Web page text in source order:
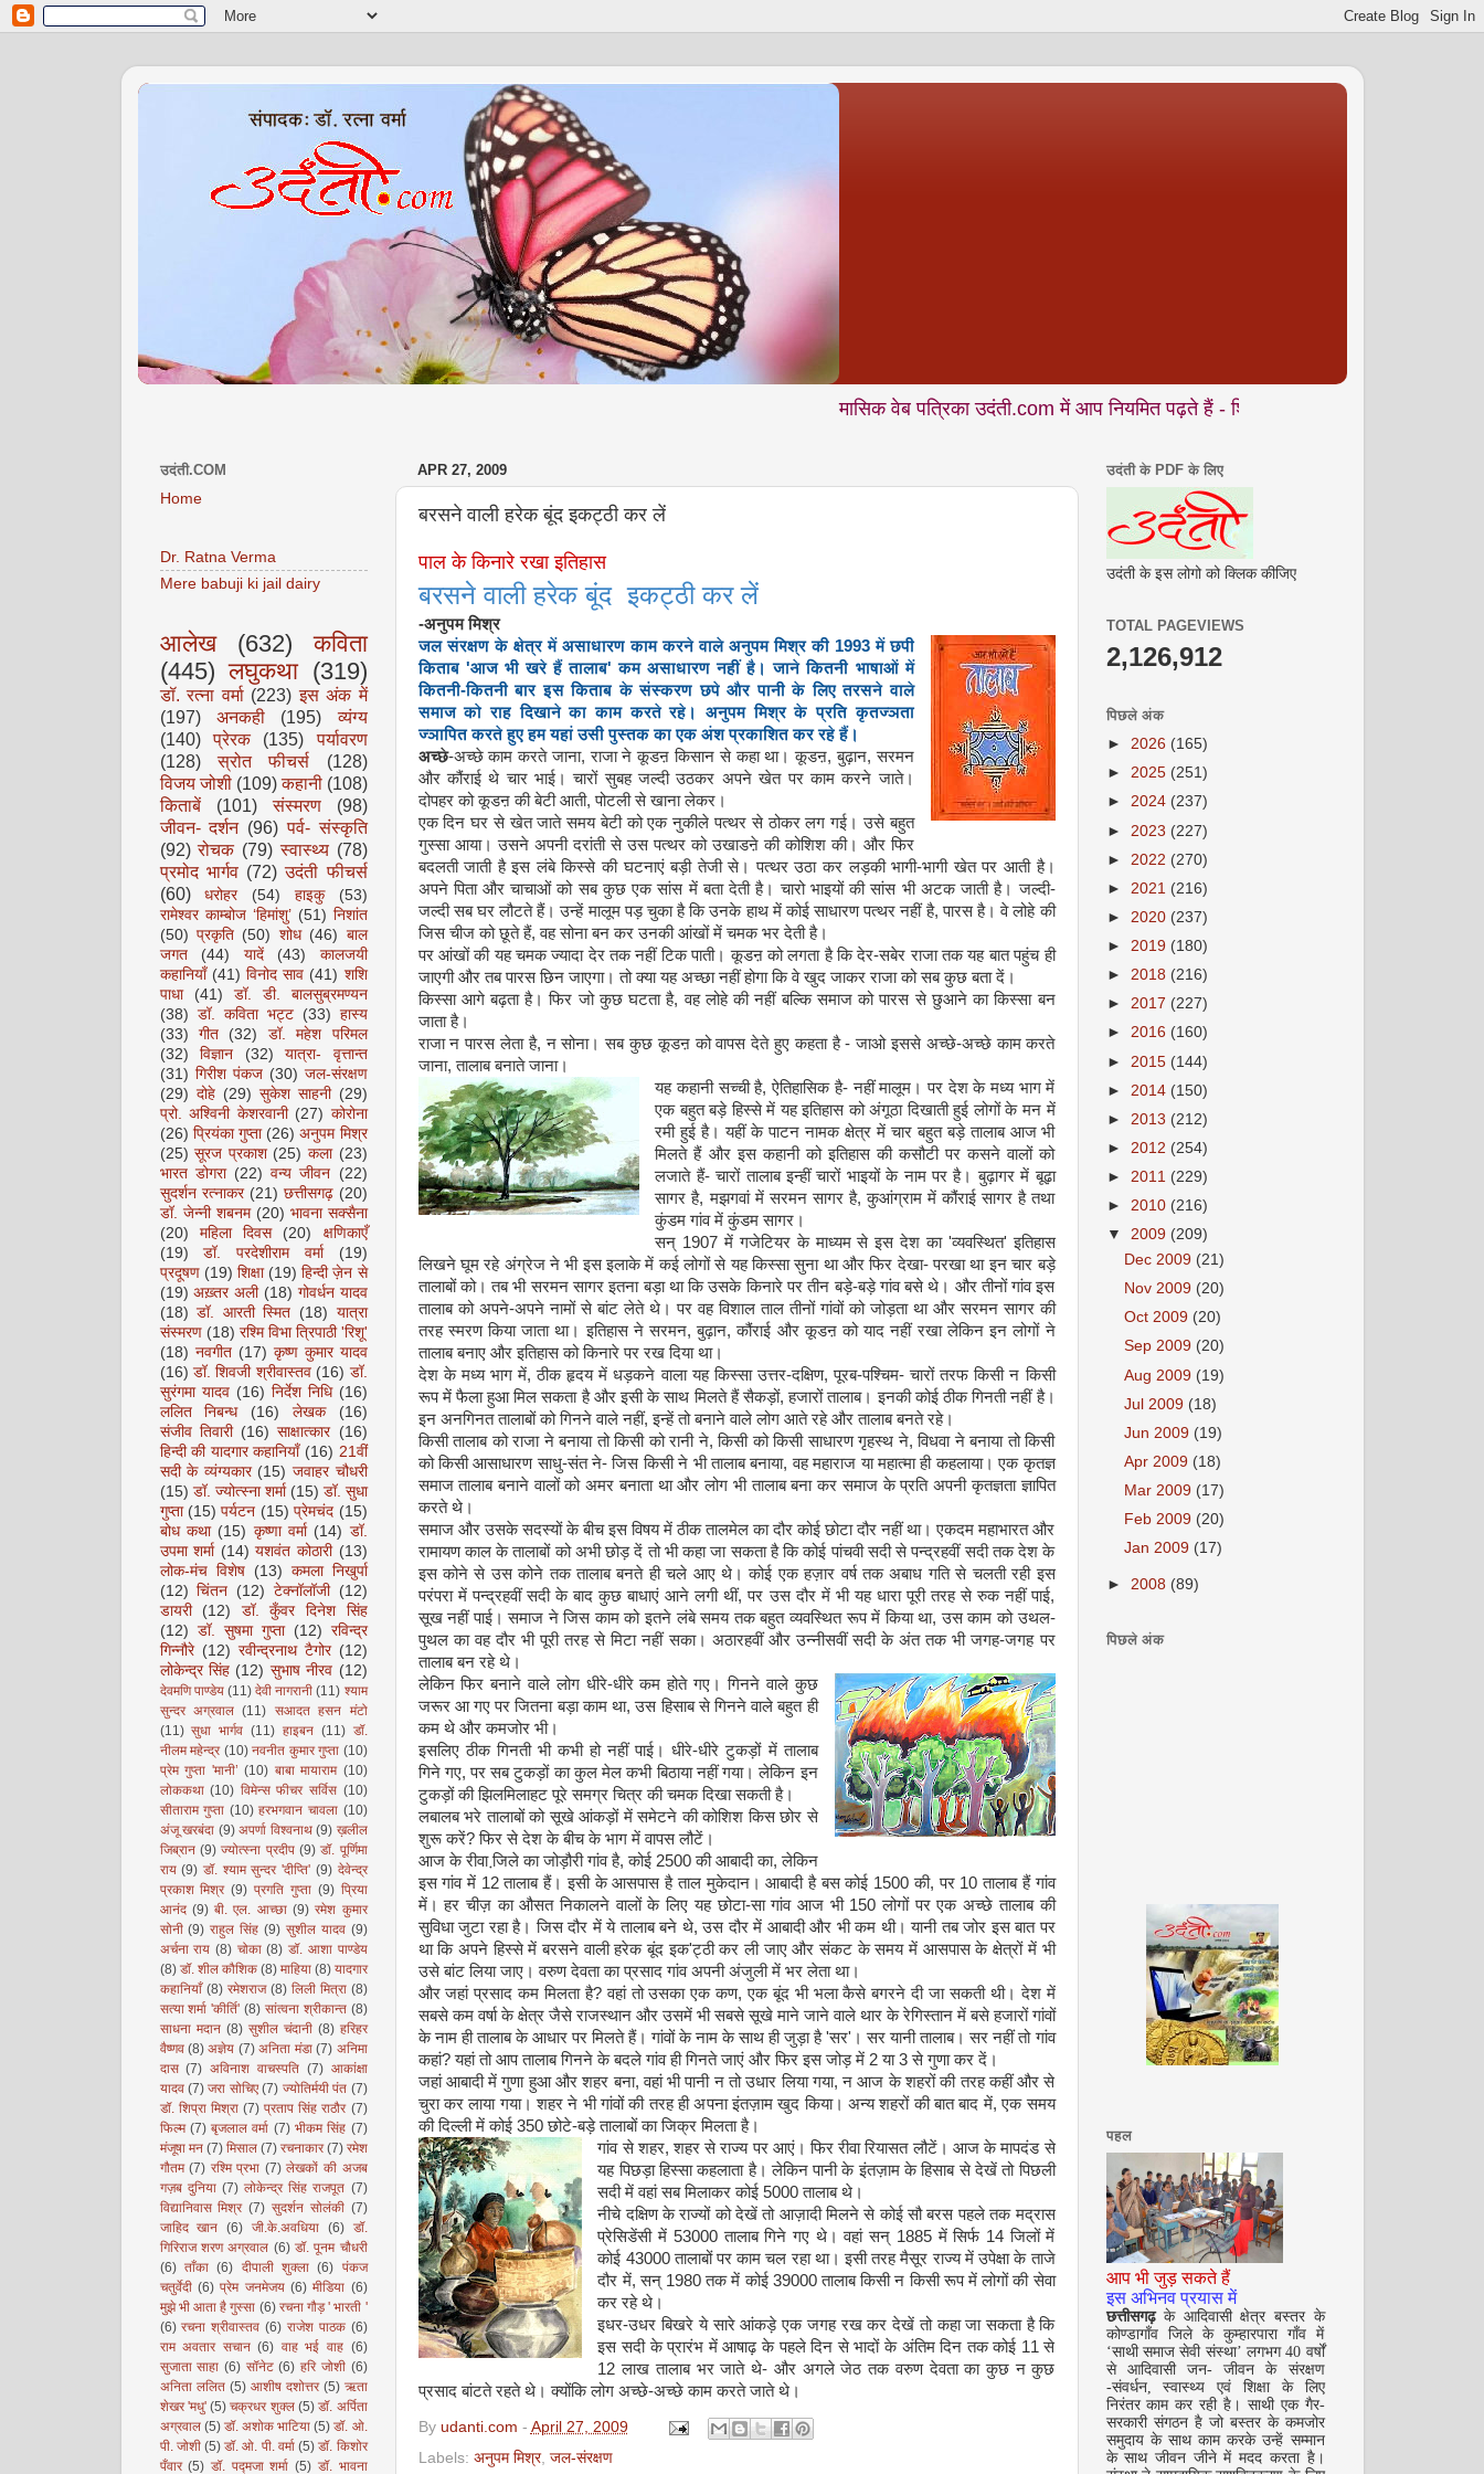
मासिक वेब पत्रिका उदंती.com में आप नियमित पढ़ते हैं - शिक्षा • समाज • कला- संस्कृति • पर्यावरण
APR 27, 2009
बरसने वाली हरेक बूंद इकट्ठी कर लें
पाल के किनारे रखा इतिहास
बरसने वाली हरेक बूंद इकट्ठी कर लें
-अनुपम मिश्र
जल संरक्षण के क्षेत्र में असाधारण काम करने वाले अनुपम मिश्र की 1993 में छपी
किताब 'आज भी खरे हैं तालाब' कम असाधारण नहीं है। जाने कितनी भाषाओं में
कितनी-कितनी बार इस किताब के संस्करण छपे और पानी के लिए तरसने वाले
समाज को राह दिखाने का काम करते रहे। अनुपम मिश्र के प्रति कृतज्ञता
ज्ञापित करते हुए हम यहां उसी पुस्तक का एक अंश प्रकाशित कर रहे हैं।
अच्छे-अच्छे काम करते जाना, राजा ने कूडऩ किसान से कहा था। कूडऩ, बुढ़ान, सरमन
और कौंराई थे चार भाई। चारों सुबह जल्दी उठकर अपने खेत पर काम करने जाते।
दोपहर को कूडऩ की बेटी आती, पोटली से खाना लेकर।
एक दिन घर से खेत जाते समय बेटी को एक नुकीले पत्थर से ठोकर लग गई। उसे बहुत
गुस्सा आया। उसने अपनी दरांती से उस पत्थर को उखाडऩे की कोशिश की। और फिर
बदलती जाती है इस लंबे किस्से की घटनाएं बड़ी तेजी से। पत्थर उठा कर लड़की भागी-भागी खेत पर आती है।
अपने पिता और चाचाओं को सब कुछ एक सांस में बता देती है। चारो भाइयों की सांस भी अटक जाती है। जल्दी-
जल्दी सब घर लौटते हैं। उन्हें मालूम पड़ चुका है कि उनके हाथ में कोई साधारण पत्थर नहीं है, पारस है। वे लोहे की
जिस चीज को छूते हैं, वह सोना बन कर उनकी आंखों में चमक भर देती है।
पर आंखों की यह चमक ज्यादा देर तक नहीं टिक पाती। कूडऩ को लगता है कि देर-सबेर राजा तक यह बात पहुंच ही
जाएगी और तब पारस छिन जाएगा। तो क्या यह अच्छा नहीं होगा कि वे खुद जाकर राजा को सब कुछ बता दें।
किस्सा आगे बढ़ता है। फिर जो कुछ घटता है, वह लोहे की नहीं बल्कि समाज को पारस से छुआने का किस्सा बन
जाता है।
राजा न पारस लेता है, न सोना। सब कुछ कूडऩ को वापस देते हुए कहता है - जाओ इससे अच्छे-अच्छे काम करते
जाना, तालाब बनाते जाना।
यह कहानी सच्ची है, ऐतिहासिक है- नहीं मालूम। पर देश के मध्य भाग में
एक बहुत बड़े हिस्से में यह इतिहास को अंगूठा दिखाती हुई लोगों के मन में
रमी हुई है। यहीं के पाटन नामक क्षेत्र में चार बहुत बड़े तालाब आज भी
मिलते हैं और इस कहानी को इतिहास की कसौटी पर कसने वालों को
लजाते हैं- चारों तालाब इन्हीं चारों भाइयों के नाम पर है। बुढ़ागर में बूढ़ा
सागर है, मझगवां में सरमन सागर है, कुआंग्राम में कौंराई सागर है तथा
कुंडम गांव में कुंडम सागर।
सन् 1907 में गजेटियर के माध्यम से इस देश का 'व्यवस्थित' इतिहास
लिखने घूम रहे अंग्रेज ने भी इस इलाके में कई लोगों से यह किस्सा सुना था और फिर देखा- परखा था इन चार बड़े
तालाबों को। तब भी सरमन सागर इतना बड़ा था कि उसके किनारे पर तीन बड़े-बड़े गांव बसे थे। और तीनों गांव इस
तालाब को अपने-अपने नामों से बांट लेते थे। पर वह विशाल ताल तीनों गांवों को जोड़ता था और सरमन सागर की
तरह स्मरण किया जाता था। इतिहास ने सरमन, बुढ़ान, कौंराई और कूडऩ को याद नहीं रखा लेकिन इन लोगों ने
तालाब बनाए और इतिहास को किनारे पर रख दिया था।
देश के मध्य भाग में, ठीक हृदय में धड़कने वाला यह किस्सा उत्तर-दक्षिण, पूरब-पश्चिम- चारों तरफ किसी न किसी
रूप में फैला हुआ मिल सकता है और इसी के साथ मिलते हैं सैकड़ों, हजारों तालाब। इनकी कोई ठीक गिनती नहीं है।
इन अनगिनत तालाबों को गिनने वाले नहीं, इन्हें तो बनाने वाले लोग आते रहे और तालाब बनते रहे।
किसी तालाब को राजा ने बनाया तो किसी को रानी ने, किसी को किसी साधारण गृहस्थ ने, विधवा ने बनाया तो किसी
को किसी आसाधारण साधु-संत ने- जिस किसी ने भी तालाब बनाया, वह महाराज या महात्मा ही कहलाया। एक कृतज्ञ
समाज तालाब बनाने वालों को अमर बनाता था और लोग भी तालाब बना कर समाज के प्रति अपनी कृतज्ञता ज्ञापित
करते थे।
समाज और उसके सदस्यों के बीच इस विषय में ठीक तालमेल का दौर कोई छोटा दौर नहीं था। एकदम महाभारत और
रामायण काल के तालाबों को अभी छोड़ दें तो भी कहा जा सकता है कि कोई पांचवी सदी से पन्द्रहवीं सदी तक देश के
इस कोने से उस कोने तक तालाब बनते ही चले आए थे। कोई एक हज़ार वर्ष तक अबाध गति से चलती रही इस
परंपरा में पन्द्रहवीं सदी के बाद कुछ बाधाएं आने लगी थीं, पर उस दौर में भी यह धारा पूरी तरह से रुक नहीं पाई,
सूख नहीं पाई। समाज ने जिस काम को इतने लंबे समय तक बहुत व्यवस्थित रूप में किया था, उस काम को उथल-
पुथल का वह दौर भी पूरी तरह से मिटा नहीं सका। अठारहवीं और उन्नीसवीं सदी के अंत तक भी जगह-जगह पर
तालाब बन रहे थे।
लेकिन फिर बनाने वाले लोग धीरे-धीरे कम होते गए। गिनने वाले कुछ
जरूर आ गए पर जितना बड़ा काम था, उस हिसाब से गिनने वाले बहुत ही
कम थे और कमजोर भी।
इसलिए ठीक गिनती भी कभी हो नहीं पाई। धीरे-धीरे टुकड़ों में तालाब
गिने गए, पर सब टुकड़ों का कुल मेल कभी बिठाया नहीं गया। लेकिन इन
टुकड़ों की झिलमिलाहट पूरे समग्र चित्र की चमक दिखा सकती है।
लबालब भरे तालाबों को सूखे आंकड़ों में समेटने की कोशिश किस छोर से
शुरू करें? फिर से देश के बीच के भाग में वापस लौटें।
आज के रीवा जि़ले का जोड़ौरी गांव है, कोई 2500 की आबादी का, लेकिन
इस गांव में 12 तालाब हैं। इसी के आसपास है ताल मुकेदान। आबादी है बस कोई 1500 की, पर 10 तालाब हैं गांव
में। हर चीज़ का औसत निकालने वालों के लिए यह छोटा-सा गांव आज भी 150 लोगों पर एक अच्छे तालाब की
सुविधा जुटा रहा है। जिस दौर में ये तालाब बने थे, उस दौर में आबादी और भी कम थी। यानी तब जोर इस बात पर
था कि अपने हिस्से में बरसने वाली हरेक बूंद इक'ट्ठी कर ली जाए और संकट के समय में आसपास के क्षेत्रों में भी
उसे बांट लिया जाए। वरुण देवता का प्रसाद गांव अपनी अंजुली में भर लेता था।
और जहां प्रसाद कम मिलता है? वहां तो उसका एक कण, एक बूंद भी भला कैसे बगरने दी जा सकती थी। देश में
सबसे कम वर्षा के क्षेत्र जैसे राजस्थान और उसमें भी सबसे सूखे माने जाने वाले थार के रेगिस्तान में बसे हजारों गांवों
के नाम ही तालाब के आधार पर मिलते हैं। गांवों के नाम के साथ ही जुड़ा है 'सर'। सर यानी तालाब। सर नहीं तो गांव
कहां? यहां तो आप तालाब गिनने के बदले गांव ही गिनते जाएं और फिर इस जोड़ में 2 या 3 से गुणा कर दें।
जहां आबादी में गुणा हुआ और शहर बना, वहां भी पानी न तो उधार लिया गया, न आज के शहरों की तरह कहीं और से
चुरा कर लाया गया। शहर ने भी गांवों की तरह ही अपना इंतज़ाम खुद किया। अन्य शहरों की बात बाद में, एक समय
की दिल्ली में कोई 350 छोटे-बड़े तालाबों का जिक्र मिलता है।
गांव से शहर, शहर से राज्य पर आएं। फिर रीवा रियासत लौटें। आज के मापदंड से
यह पिछड़ा हिस्सा कहलाता है। लेकिन पानी के इंतज़ाम के हिसाब से देखें तो पिछली
सदी में वहां सब मिलाकर कोई 5000 तालाब थे।
नीचे दक्षिण के राज्यों को देखें तो आज़ादी मिलने से कोई सौ बरस पहले तक मद्रास
प्रेसिडेंसी में 53000 तालाब गिने गए थे। वहां सन् 1885 में सिर्फ 14 जिलों में
कोई 43000 तालाबों पर काम चल रहा था। इसी तरह मैसूर राज्य में उपेक्षा के ताजे
दौर में, सन् 1980 तक में कोई 39000 तालाब किसी न किसी रूप में लोगों की सेवा
कर रहे थे।
इधर-उधर बिखरे ये सारे आंकड़े एक जगह रख कर देखें तो कहा जा सकता है कि
इस सदी के प्रारंभ में आषाढ़ के पहले दिन से भादों के अंतिम दिन तक कोई 11 से
12 लाख तालाब भर जाते थे- और अगले जेठ तक वरुण देवता का कुछ न कुछ
प्रसाद बांटते रहते थे। क्योंकि लोग अच्छे-अच्छे काम करते जाते थे।
By udanti.com - April 27, 2009
Labels: अनुपम मिश्र, जल-संरक्षण
उदंती.COM
Home
Dr. Ratna Verma
Mere babuji ki jail dairy
आलेख (632)
कविता
(445) लघुकथा (319)
डॉ. रत्ना वर्मा (223) इस अंक में
(197)
अनकही (195)
व्यंग्य
(140)
प्रेरक (135)
पर्यावरण
(128)
स्रोत फीचर्स
(128)
विजय जोशी (109) कहानी (108)
किताबें
(101) संस्मरण
(98)
जीवन- दर्शन (96) पर्व- संस्कृति
(92) रोचक (79) स्वास्थ्य (78)
प्रमोद भार्गव (72) उदंती फीचर्स
(60)
धरोहर (54) हाइकु
(53)
रामेश्वर काम्बोज ‘हिमांशु’ (51) निशांत
(50) प्रकृति (50) शोध (46) बाल
जगत
(44) यादें (43)
कालजयी
कहानियाँ (41) विनोद साव (41) शशि
पाधा
(41)
डॉ. डी. बालसुब्रमण्यन
(38) डॉ. कविता भट्ट (33) हास्य
(33)
गीत (32)
डॉ. महेश परिमल
(32)
विज्ञान (32)
यात्रा- वृत्तान्त
(31) गिरीश पंकज (30) जल-संरक्षण
(29) दोहे (29) सुकेश साहनी (29)
प्रो. अश्विनी केशरवानी (27) कोरोना
(26) प्रियंका गुप्ता (26) अनुपम मिश्र
(25) सूरज प्रकाश (25) कला (23)
भारत डोगरा (22) वन्य जीवन (22)
सुदर्शन रत्नाकर (21) छत्तीसगढ़ (20)
डॉ. जेन्नी शबनम (20) भावना सक्सैना
(20)
महिला दिवस (20)
क्षणिकाएँ
(19)
डॉ. परदेशीराम वर्मा
(19)
प्रदूषण (19) शिक्षा (19) हिन्दी ज़ेन से
(19) अख़्तर अली (18) गोवर्धन यादव
(18) डॉ. आरती स्मित (18) यात्रा
संस्मरण (18) रश्मि विभा त्रिपाठी 'रिशू'
(18) नवगीत (17) कृष्ण कुमार यादव
(16) डॉ. शिवजी श्रीवास्तव (16) डॉ.
सुरंगमा यादव (16) निर्देश निधि (16)
ललित निबन्ध
(16) लेखक
(16)
संजीव तिवारी (16) साक्षात्कार (16)
हिन्दी की यादगार कहानियाँ (16) 21वीं
सदी के व्यंग्यकार (15) जवाहर चौधरी
(15) डॉ. ज्योत्स्ना शर्मा (15) डॉ. सुधा
गुप्ता (15) पर्यटन (15) प्रेमचंद (15)
बोध कथा (15) कृष्णा वर्मा (14) डॉ.
उपमा शर्मा (14) यशवंत कोठारी (13)
लोक-मंच विशेष
(13) कमला निखुर्पा
(12) चिंतन (12) टेक्नॉलॉजी
(12)
डायरी
(12)
डॉ. कुँवर दिनेश सिंह
(12) डॉ. सुषमा गुप्ता (12) रविन्द्र
गिन्नौरे (12) रवीन्द्रनाथ टैगोर (12)
लोकेन्द्र सिंह (12) सुभाष नीरव (12)
देवमणि पाण्डेय (11) देवी नागरानी (11) श्याम
सुन्दर अग्रवाल (11) सआदत हसन मंटो
(11) सुधा भार्गव (11) हाइबन (11) डॉ.
नीलम महेन्द्र (10) नवनीत कुमार गुप्ता (10)
प्रेम गुप्ता 'मानी’ (10) बाबा मायाराम (10)
लोककथा (10) विमेन्स फीचर सर्विस (10)
सीताराम गुप्ता (10) हरभगवान चावला (10)
अंजू खरबंदा (9) अपर्णा विश्वनाथ (9) ख़लील
जिब्रान (9) ज्योत्स्ना प्रदीप (9) डॉ. पूर्णिमा
राय (9) डॉ. श्याम सुन्दर 'दीप्ति' (9) देवेन्द्र
प्रकाश मिश्र (9) प्रगति गुप्ता (9) प्रिया
आनंद (9) बी. एल. आच्छा (9) रमेश कुमार
सोनी (9) राहुल सिंह (9) सुशील यादव (9)
अर्चना राय (8) चोका (8) डॉ. आशा पाण्डेय
(8) डॉ. शील कौशिक (8) माहिया (8) यादगार
कहानियाँ (8) रमेशराज (8) लिली मित्रा (8)
सत्या शर्मा 'कीर्ति' (8) सांत्वना श्रीकान्त (8)
साधना मदान (8) सुशील चंदानी (8) हरिहर
वैष्णव (8) अज्ञेय (7) अनिता मंडा (7) अनिमा
दास (7) अविनाश वाचस्पति (7) आकांक्षा
यादव (7) जरा सोचिए (7) ज्योतिर्मयी पंत (7)
डॉ. शिप्रा मिश्रा (7) प्रताप सिंह राठौर (7)
फिल्म (7) बृजलाल वर्मा (7) भीकम सिंह (7)
मंजूषा मन (7) मिसाल (7) रचनाकार (7) रमेश
गौतम (7) रश्मि प्रभा (7) लेखकों की अजब
गज़ब दुनिया (7) लोकेन्द्र सिंह राजपूत (7)
विद्यानिवास मिश्र (7) सुदर्शन सोलंकी (7)
जाहिद खान (6) जी.के.अवधिया (6) डॉ.
गिरिराज शरण अग्रवाल (6) डॉ. पूनम चौधरी
(6) ताँका (6) दीपाली शुक्ला (6) पंकज
चतुर्वेदी (6) प्रेम जनमेजय (6) मीडिया (6)
मुझे भी आता है गुस्सा (6) रचना गौड़ ' भारती '
(6) रचना श्रीवास्तव (6) राजेश पाठक (6)
राम अवतार सचान (6) वाह भई वाह (6)
सुजाता साहा (6) सॉनेट (6) हरि जोशी (6)
अनिता ललित (5) आशीष दशोत्तर (5) ऋता
शेखर 'मधु' (5) चक्रधर शुक्ल (5) डॉ. अर्पिता
अग्रवाल (5) डॉ. अशोक भाटिया (5) डॉ. ओ.
पी. जोशी (5) डॉ. ओ. पी. वर्मा (5) डॉ. किशोर
पँवार (5) डॉ. पद्मजा शर्मा (5) डॉ. भावना
उदंती के PDF के लिए
उदंती के इस लोगो को क्लिक कीजिए
TOTAL PAGEVIEWS
2,126,912
पिछले अंक
► 2026 (165)
► 2025 (251)
► 2024 (237)
► 2023 (227)
► 2022 (270)
► 2021 (216)
► 2020 (237)
► 2019 (180)
► 2018 (216)
► 2017 (227)
► 2016 (160)
► 2015 (144)
► 2014 (150)
► 2013 (212)
► 2012 (254)
► 2011 (229)
► 2010 (216)
▼ 2009 (209)
Dec 2009 (21)
Nov 2009 (20)
Oct 2009 (20)
Sep 2009 (20)
Aug 2009 (19)
Jul 2009 (18)
Jun 2009 (19)
Apr 2009 (18)
Mar 2009 (17)
Feb 2009 (20)
Jan 2009 (17)
► 2008 (89)
पिछले अंक
अगस्त 2008
सितम्बर 2008
पहल
आप भी जुड़ सकते हैं
इस अभिनव प्रयास में
छत्तीसगढ़के आदिवासी क्षेत्र बस्तर के
कोण्डागाँव जिले के कुम्हारपारा गाँव में
‘साथी समाज सेवी संस्था’ लगभग 40 वर्षों
से आदिवासी जन- जीवन के संरक्षण
-संवर्धन, स्वास्थ्य एवं शिक्षा के लिए
निरंतर काम कर रही है। साथी एक गैर-
सरकारी संगठन है जो बस्तर के कमजोर
समुदाय के साथ काम करके उन्हें सम्मान
के साथ जीवन जीने में मदद करता है।